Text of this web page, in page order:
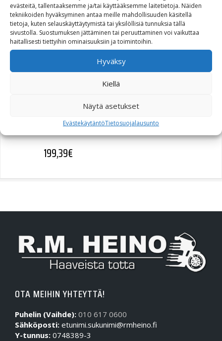
evästeitä, tallentaaksemme ja/tai käyttääksemme laitetietoja. Näiden
tekniikoiden hyväksyminen antaa meille mahdollisuuden käsitellä
tietoja, kuten selauskäyttäytymistä tai yksilöllisiä tunnuksia tällä
sivustolla. Suostumuksen jättäminen tai peruuttaminen voi vaikuttaa
haitallisesti tiettyihin ominaisuuksiin ja toimintoihin.
Hyväksy
Kiellä
Näytä asetukset
EvästekäytäntöTietosuojalausunto
BUTTON HEAD SEMS TORX
T-27, WITH LOCKPATCH
(ZINC) (10200422)
BOM-KIT FUEL FILTER,EFI
(61001-01)
199,39€
OTA MEIHIN YHTEYTTÄ!
Puhelin (Vaihde): 010 617 0600
Sähköposti: etunimi.sukunimi@rmheino.fi
Y-tunnus: 0748389-3